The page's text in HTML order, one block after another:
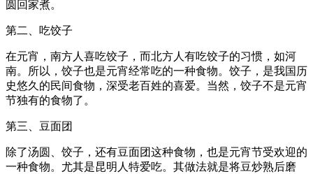
圆回家煮。
第二、吃饺子
在元宵，南方人喜吃饺子，而北方人有吃饺子的习惯，如河
南。所以，饺子也是元宵经常吃的一种食物。饺子，是我国历
史悠久的民间食物，深受老百姓的喜爱。当然，饺子不是元宵
节独有的食物了。
第三、豆面团
除了汤圆、饺子，还有豆面团这种食物，也是元宵节受欢迎的
一种食物。尤其是昆明人特爱吃。其做法就是将豆炒熟后磨